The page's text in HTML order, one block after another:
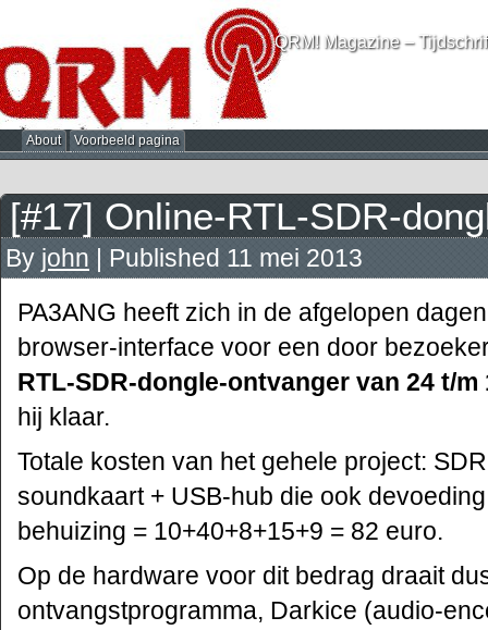
QRM! Magazine –
About Voorbeeld pagina
[#17] Online-RTL-SDR-
By john | Published 11 mei 2013
PA3ANG heeft zich in de afgelopen
browser-interface voor een door
RTL-SDR-dongle-ontvanger van 24 t/m
hij klaar.
Totale kosten van het gehele project:
soundkaart + USB-hub die ook
behuizing = 10+40+8+15+9 = 82 euro.
Op de hardware voor dit bedrag draait
ontvangstprogramma, Darkice (audio-